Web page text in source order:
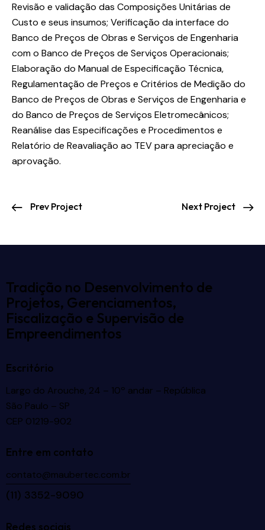
Revisão e validação das Composições Unitárias de
Custo e seus insumos; Verificação da interface do
Banco de Preços de Obras e Serviços de Engenharia
com o Banco de Preços de Serviços Operacionais;
Elaboração do Manual de Especificação Técnica,
Regulamentação de Preços e Critérios de Medição do
Banco de Preços de Obras e Serviços de Engenharia e
do Banco de Preços de Serviços Eletromecânicos;
Reanálise das Especificações e Procedimentos e
Relatório de Reavaliação ao TEV para apreciação e
aprovação.
Prev Project Next Project
Tradição no Desenvolvimento de
Projetos, Gerenciamentos,
Fiscalização e Supervisão de
Empreendimentos
Escritório
Largo do Arouche, 24 – 10º andar – República
São Paulo – SP
CEP 01219-902
Entre em contato
contato@maubertec.com.br
(11) 3352-9090
Redes sociais